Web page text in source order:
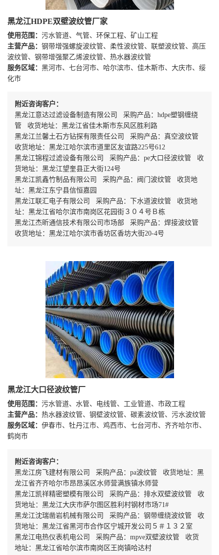
黑龙江HDPE双壁波纹管厂家
使用范围： 污水管道、气管、环保工程、矿山工程
主营产品： 钢带增强螺旋波纹管、柔性波纹管、联塑波纹管、高压
波纹管、钢带增强聚乙烯波纹管、热水器波纹管
服务区域： 黑河市、七台河市、哈尔滨市、佳木斯市、大庆市、绥
化市
附近咨询客户：
黑龙江意达过滤设备制造有限公司 采购产品：hdpe塑钢缠绕
管 收货地址：黑龙江省佳木斯市东风区胜利路
黑龙江兰馨土石方钻探有限责任公司 采购产品：真空波纹管
收货地址：黑龙江哈尔滨市道里区友谊路225号612
黑龙江锦程过滤设备有限公司 采购产品：pe大口径波纹管 收
货地址：黑龙江望奎县正大街124号
黑龙江凯鑫竹制品有限公司 采购产品：阀门波纹管 收货地
址：黑龙江东宁县信恒嘉园
黑龙江联汇电子有限公司 采购产品：下水道波纹管 收货地
址：黑龙江省哈尔滨市南岗区花园街３０４号Ｂ栋
黑龙江杰昕通信技术有限公司市场部 采购产品：焊接波纹管
收货地址：黑龙江哈尔滨市香坊区香坊大街20-4号
黑龙江大口径波纹管厂
使用范围： 污水管道、水管、电线管、工业管道、市政工程
主营产品： 热水器波纹管、钢壁波纹管、碳素波纹管、污水波纹管
服务区域： 伊春市、牡丹江市、鸡西市、七台河市、齐齐哈尔市、
鹤岗市
附近咨询客户：
黑龙江房飞建材有限公司 采购产品：pa波纹管 收货地址：黑
龙江省齐齐哈尔市昂昂溪区水师营满族镇水师营
黑龙江凯祥精密塑模有限公司 采购产品：排水双壁波纹管 收
货地址：黑龙江大庆市萨尔图区胜利村钢材市场71#
黑龙江沈瑞凿岩机械有限公司 采购产品：钢带缠绕波纹管 收
货地址：黑龙江省黑河市合作区宁城开发公司５＃１３２室
黑龙江电热仪表机电公司 采购产品：mpve双壁波纹管 收货
地址：黑龙江省哈尔滨市南岗区王岗镇哈达村